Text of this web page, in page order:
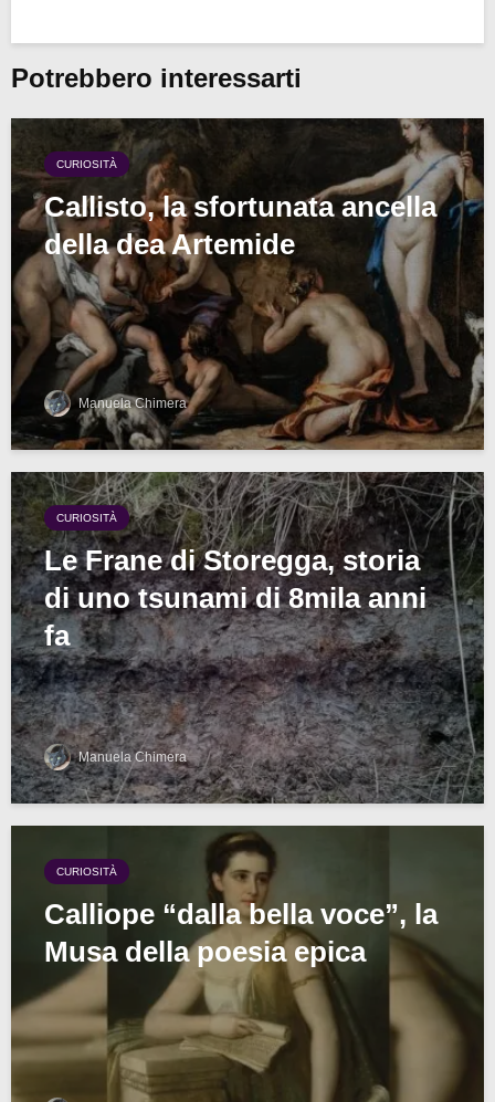
Potrebbero interessarti
CURIOSITÀ
Callisto, la sfortunata ancella
della dea Artemide
Manuela Chimera
CURIOSITÀ
Le Frane di Storegga, storia
di uno tsunami di 8mila anni
fa
Manuela Chimera
CURIOSITÀ
Calliope “dalla bella voce”, la
Musa della poesia epica